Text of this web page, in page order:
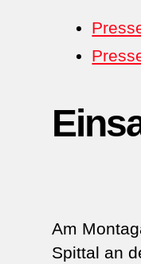
Am
Spittal an